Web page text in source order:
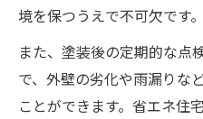
外壁塗装のメンテ
助成金を活用した外
外壁塗装で利用
外壁塗装の助成
境を保つうえで不可欠です。
また、塗装後の定期的な点
で、外壁の劣化や雨漏りな
ことができます。省エネ住